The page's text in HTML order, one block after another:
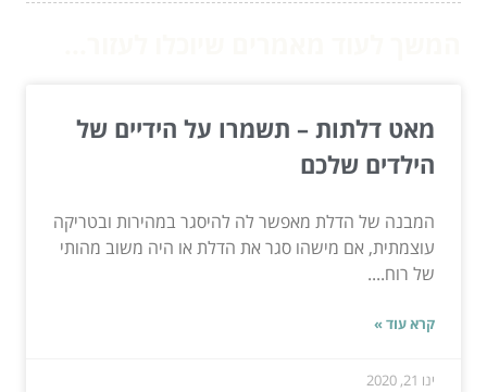
מאט דלתות – תשמרו על הידיים של
הילדים שלכם
המבנה של הדלת מאפשר לה להיסגר במהירות ובטריקה
עוצמתית, אם מישהו סגר את הדלת או היה משוב מהותי
של רוח....
קרא עוד »
ינו 21, 2020